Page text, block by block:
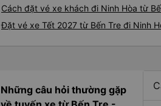
Cách đặt vé xe khách đi Ninh Hòa từ
Đặt vé xe Tết 2027 từ Bến Tre đi Ninh
Những câu hỏi thường gặp